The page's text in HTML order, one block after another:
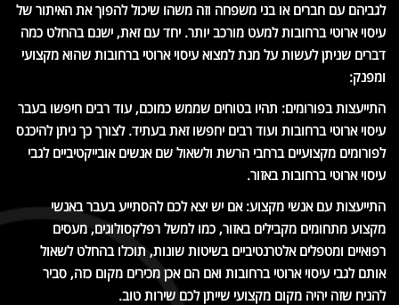
לגביהם עם חברים או בני משפחה וזה משהו שיכול להפוך את האיתור של
עיסוי ארוטי ברחובות למעט מורכב יותר. יחד עם זאת, ישנם בהחלט כמה
דברים שניתן לעשות על מנת למצוא עיסוי ארוטי ברחובות שהוא מקצועי
ומפנק:
התייעצות בפורומים: תהיו בטוחים שממש כמוכם, עוד רבים חיפשו בעבר
עיסוי ארוטי ברחובות ועוד רבים יחפשו זאת בעתיד. לצורך כך ניתן להיכנס
לפורומים מקצועיים ברחבי הרשת ולשאול שם אנשים אובייקטיביים לגבי
עיסוי ארוטי ברחובות באזור.
התייעצות עם אנשי מקצוע: אם יש יצא לכם להסתייע בעבר באנשי
מקצוע מתחומים מקבילים באזור, כמו למשל רפלקסולוגים, מעסים
רפואיים ומטפלים אלטרנטיביים בשיטות שונות, תוכלו בהחלט לשאול
אותם לגבי עיסוי ארוטי ברחובות ואם הם אכן מכירים מקום כזה, סביר
להניח שזה יהיה מקום מקצועי שייתן לכם שירות טוב.